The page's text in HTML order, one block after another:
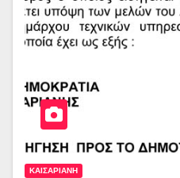
ΚΑΙΣΑΡΙΑΝΗ